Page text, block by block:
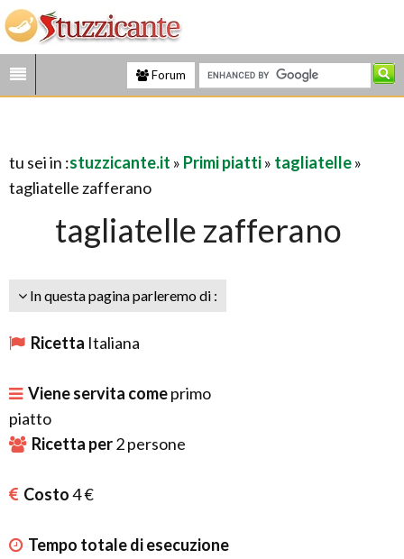
Forum
tu sei in :stuzzicante.it » Primi piatti» tagliatelle»
tagliatelle zafferano
tagliatelle zafferano
In questa pagina parleremo di :
Ricetta Italiana
Viene servita comeprimo
piatto
Ricetta per2persone
Costo4 €
Tempo totale di esecuzione